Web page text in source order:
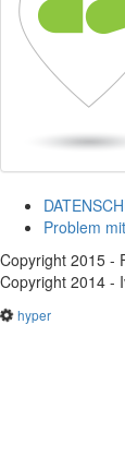
Problem
Copyright 2015 -
Copyright 2014 -
hyper